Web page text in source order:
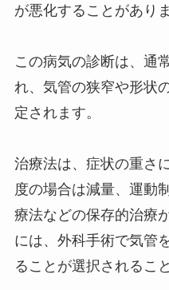
が悪化することがありま
この病気の診断は、通
れ、気管の狭窄や形状
定されます。
治療法は、症状の重さ
度の場合は減量、運動
療法などの保存的治療
には、外科手術で気管
ることが選択されるこ